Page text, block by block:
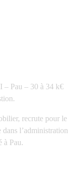
– Pau – 30 à 34 k€
recrute pour le
dans l’administration
à Pau.